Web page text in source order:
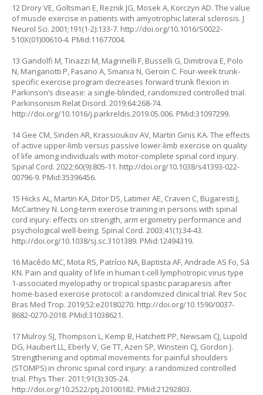
12 Drory VE, Goltsman E, Reznik JG, Mosek A, Korczyn AD. The value
of muscle exercise in patients with amyotrophic lateral sclerosis. J
Neurol Sci. 2001;191(1-2):133-7. http://doi.org/10.1016/S0022-
510X(01)00610-4. PMid:11677004.
13 Gandolfi M, Tinazzi M, Magrinelli F, Busselli G, Dimitrova E, Polo
N, Manganotti P, Fasano A, Smania N, Geroin C. Four-week trunk-
specific exercise program decreases forward trunk flexion in
Parkinson’s disease: a single-blinded, randomized controlled trial.
Parkinsonism Relat Disord. 2019;64:268-74.
http://doi.org/10.1016/j.parkreldis.2019.05.006. PMid:31097299.
14 Gee CM, Sinden AR, Krassioukov AV, Martin Ginis KA. The effects
of active upper-limb versus passive lower-limb exercise on quality
of life among individuals with motor-complete spinal cord injury.
Spinal Cord. 2022;60(9):805-11. http://doi.org/10.1038/s41393-022-
00796-9. PMid:35396456.
15 Hicks AL, Martin KA, Ditor DS, Latimer AE, Craven C, Bugaresti J,
McCartney N. Long-term exercise training in persons with spinal
cord injury: effects on strength, arm ergometry performance and
psychological well-being. Spinal Cord. 2003;41(1):34-43.
http://doi.org/10.1038/sj.sc.3101389. PMid:12494319.
16 Macêdo MC, Mota RS, Patrício NA, Baptista AF, Andrade AS Fo, Sá
KN. Pain and quality of life in human t-cell lymphotropic virus type
1-associated myelopathy or tropical spastic paraparesis after
home-based exercise protocol: a randomized clinical trial. Rev Soc
Bras Med Trop. 2019;52:e20180270. http://doi.org/10.1590/0037-
8682-0270-2018. PMid:31038621.
17 Mulroy SJ, Thompson L, Kemp B, Hatchett PP, Newsam CJ, Lupold
DG, Haubert LL, Eberly V, Ge TT, Azen SP, Winstein CJ, Gordon J.
Strengthening and optimal movements for painful shoulders
(STOMPS) in chronic spinal cord injury: a randomized controlled
trial. Phys Ther. 2011;91(3):305-24.
http://doi.org/10.2522/ptj.20100182. PMid:21292803.